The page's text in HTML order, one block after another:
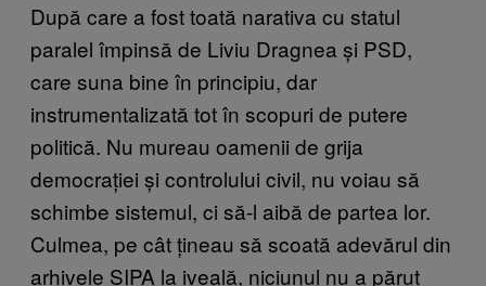
După care a fost toată narativa cu statul
paralel împinsă de Liviu Dragnea și PSD,
care suna bine în principiu, dar
instrumentalizată tot în scopuri de putere
politică. Nu mureau oamenii de grija
democrației și controlului civil, nu voiau să
schimbe sistemul, ci să-l aibă de partea lor.
Culmea, pe cât țineau să scoată adevărul din
arhivele SIPA la iveală, niciunul nu a părut